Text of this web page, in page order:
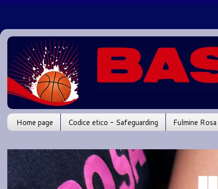
Home page Codice etico - Safeguarding Fulmine Rosa